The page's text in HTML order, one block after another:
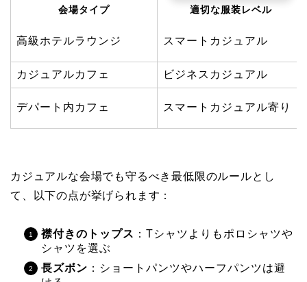
会場タイプ 適切な服装レベル
高級ホテルラウンジ スマートカジュアル
カジュアルカフェ ビジネスカジュアル
デパート内カフェ スマートカジュアル寄り
カジュアルな会場でも守るべき最低限のルールとし
て、以下の点が挙げられます：
襟付きのトップス ：Tシャツよりもポロシャツや
シャツを選ぶ
長ズボン ：ショートパンツやハーフパンツは避